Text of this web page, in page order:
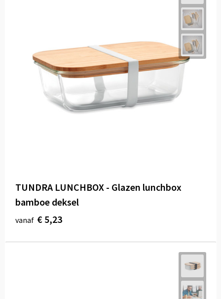
TUNDRA LUNCHBOX - Glazen lunchbox
bamboe deksel
vanaf € 5,23